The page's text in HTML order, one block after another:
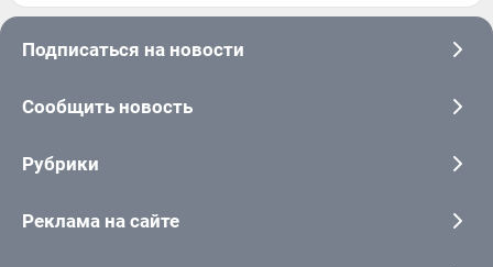
Подписаться на новости
Сообщить новость
Рубрики
Реклама на сайте